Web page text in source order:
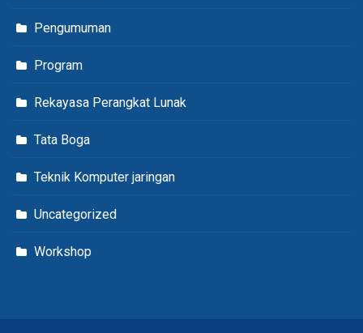
Pengumuman
Program
Rekayasa Perangkat Lunak
Tata Boga
Teknik Komputer jaringan
Uncategorized
Workshop